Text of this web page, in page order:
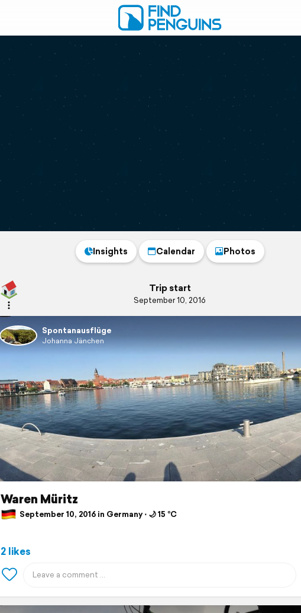
Insights Calendar Photos
Trip start
September 10, 2016
Spontanausflüge
Johanna Jänchen
Waren Müritz
September 10, 2016 in Germany ⋅ 🌙 15 °C
2 likes